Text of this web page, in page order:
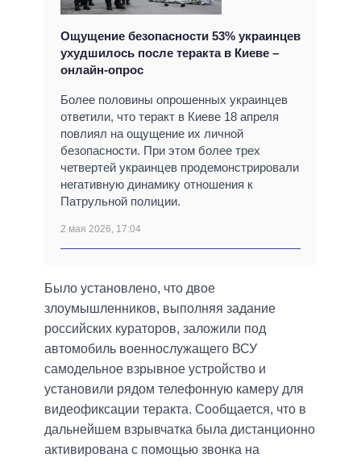
Ощущение безопасности 53% украинцев
ухудшилось после теракта в Киеве –
онлайн-опрос
Более половины опрошенных украинцев
ответили, что теракт в Киеве 18 апреля
повлиял на ощущение их личной
безопасности. При этом более трех
четвертей украинцев продемонстрировали
негативную динамику отношения к
Патрульной полиции.
2 мая 2026, 17:04
Было установлено, что двое
злоумышленников, выполняя задание
российских кураторов, заложили под
автомобиль военнослужащего ВСУ
самодельное взрывное устройство и
установили рядом телефонную камеру для
видеофиксации теракта. Сообщается, что в
дальнейшем взрывчатка была дистанционно
активирована с помощью звонка на